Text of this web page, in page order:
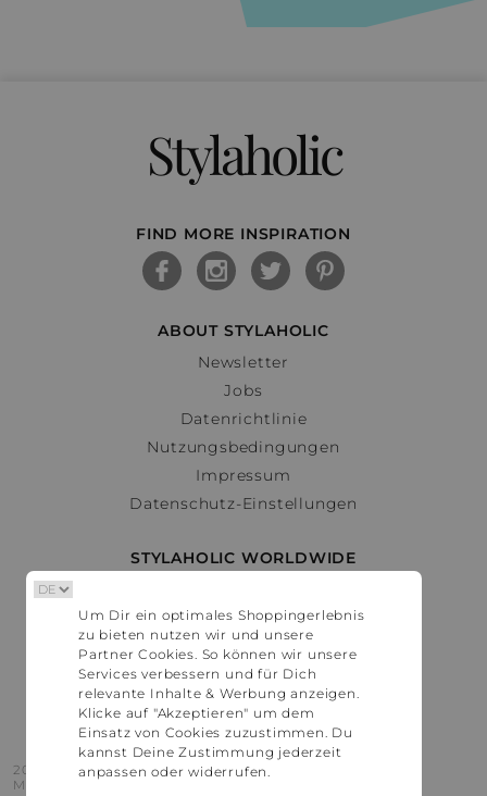
Stylaholic
FIND MORE INSPIRATION
ABOUT STYLAHOLIC
Newsletter
Jobs
Datenrichtlinie
Nutzungsbedingungen
Impressum
Datenschutz-Einstellungen
STYLAHOLIC WORLDWIDE
Österreich
Schweiz
France
United States
2016 - 2026 © Stylaholic.
Made for you with love in munich.
Um Dir ein optimales Shoppingerlebnis
zu bieten nutzen wir und unsere
Partner Cookies. So können wir unsere
Services verbessern und für Dich
relevante Inhalte & Werbung anzeigen.
Klicke auf "Akzeptieren" um dem
Einsatz von Cookies zuzustimmen. Du
kannst Deine Zustimmung jederzeit
anpassen oder widerrufen.